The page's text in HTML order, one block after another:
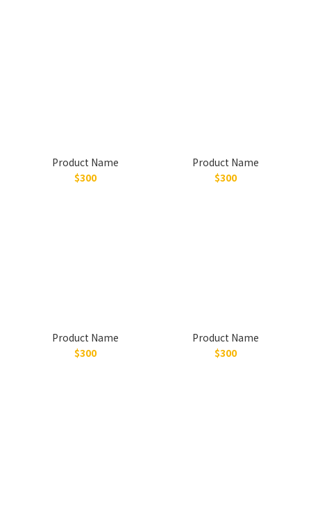
Product Name
$300
Product Name
$300
Product Name
$300
Product Name
$300